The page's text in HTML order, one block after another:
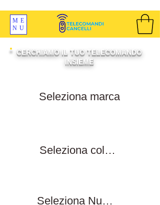
ME
NU
CERCHIAMO IL TUO TELECOMANDO
INSIEME